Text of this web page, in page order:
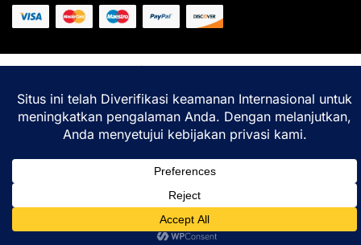
Lacak
Moerahnie.com
pengalaman belanja terbaik Anda.